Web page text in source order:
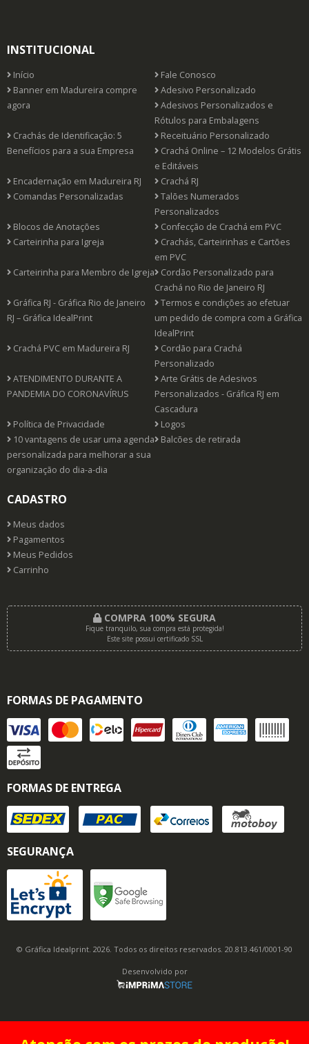
INSTITUCIONAL
Início
Fale Conosco
Banner em Madureira compre
agora
Adesivo Personalizado
Adesivos Personalizados e
Rótulos para Embalagens
Crachás de Identificação: 5
Benefícios para a sua Empresa
Receituário Personalizado
Crachá Online – 12 Modelos Grátis
e Editáveis
Encadernação em Madureira RJ
Crachá RJ
Comandas Personalizadas
Talões Numerados
Personalizados
Blocos de Anotações
Confecção de Crachá em PVC
Carteirinha para Igreja
Crachás, Carteirinhas e Cartões
em PVC
Carteirinha para Membro de Igreja
Cordão Personalizado para
Crachá no Rio de Janeiro RJ
Gráfica RJ - Gráfica Rio de Janeiro
RJ – Gráfica IdealPrint
Termos e condições ao efetuar
um pedido de compra com a Gráfica
IdealPrint
Crachá PVC em Madureira RJ
Cordão para Crachá
Personalizado
ATENDIMENTO DURANTE A
PANDEMIA DO CORONAVÍRUS
Arte Grátis de Adesivos
Personalizados - Gráfica RJ em
Cascadura
Política de Privacidade
Logos
10 vantagens de usar uma agenda
personalizada para melhorar a sua
organização do dia-a-dia
Balcões de retirada
CADASTRO
Meus dados
Pagamentos
Meus Pedidos
Carrinho
COMPRA 100% SEGURA
Fique tranquilo, sua compra está protegida!
Este site possui certificado SSL
FORMAS DE PAGAMENTO
FORMAS DE ENTREGA
SEGURANÇA
© Gráfica Idealprint. 2026. Todos os direitos reservados. 20.813.461/0001-90
Desenvolvido por